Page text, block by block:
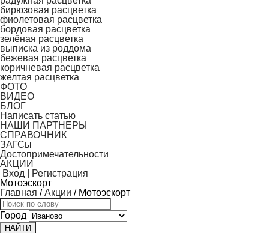
бирюзовая расцветка
фиолетовая расцветка
бордовая расцветка
зелёная расцветка
выписка из роддома
бежевая расцветка
коричневая расцветка
желтая расцветка
ФОТО
ВИДЕО
БЛОГ
Написать статью
НАШИ ПАРТНЕРЫ
СПРАВОЧНИК
ЗАГСы
Достопримечательности
АКЦИИ
Вход
Регистрация
Мотоэскорт
Главная /Акции / Мотоэскорт
Город
НАЙТИ